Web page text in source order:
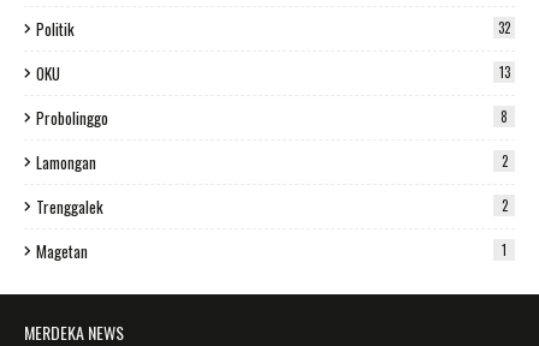
Politik 32
OKU 13
Probolinggo 8
Lamongan 2
Trenggalek 2
Magetan 1
MERDEKA NEWS